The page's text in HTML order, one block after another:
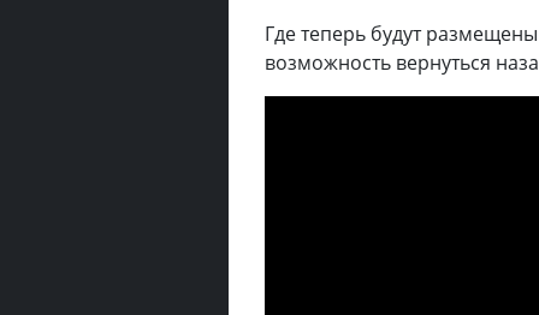
Где теперь будут
возможность вернуться